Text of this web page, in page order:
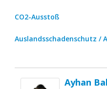
CO2-Ausstoß
Auslandsschadenschutz /
Ayhan